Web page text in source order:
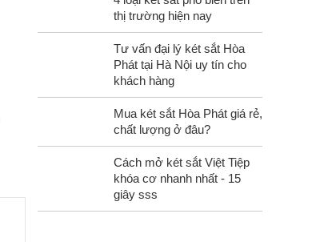
thị trường hiện nay
Tư vấn đại lý két sắt Hòa
Phát tại Hà Nội uy tín cho
khách hàng
Mua két sắt Hòa Phát giá rẻ,
chất lượng ở đâu?
Cách mở két sắt Việt Tiệp
khóa cơ nhanh nhất - 15
giây sss